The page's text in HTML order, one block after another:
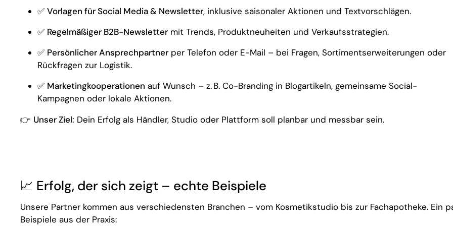
✅ Vorlagen für Social Media & Newsletter, inklusive saisonaler Aktionen und Textvorschlägen.
✅ Regelmäßiger B2B-Newsletter mit Trends, Produktneuheiten und Verkaufsstrategien.
✅ Persönlicher Ansprechpartner per Telefon oder E-Mail – bei Fragen, Sortimentserweiterungen oder
Rückfragen zur Logistik.
✅ Marketingkooperationen auf Wunsch – z. B. Co-Branding in Blogartikeln, gemeinsame Social-
Kampagnen oder lokale Aktionen.
👉 Unser Ziel: Dein Erfolg als Händler, Studio oder Plattform soll planbar und messbar sein.
📈 Erfolg, der sich zeigt – echte Beispiele
Unsere Partner kommen aus verschiedensten Branchen – vom Kosmetikstudio bis zur Fachapotheke. Ein
Beispiele aus der Praxis: